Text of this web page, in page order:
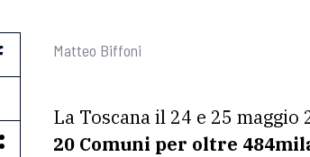
Matteo Biffoni
La Toscana il 24 e 25
20 Comuni per oltre